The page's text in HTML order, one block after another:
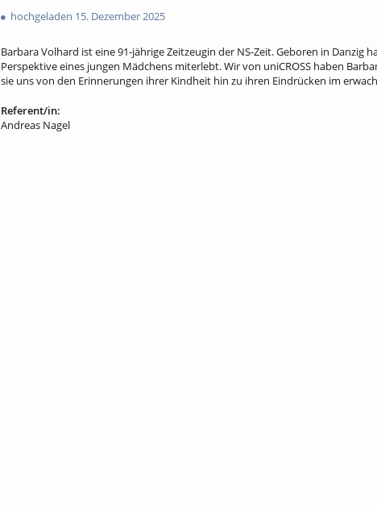
views
hochgeladen 15. Dezember 2025
Barbara Volhard ist eine 91-jährige Zeitzeugin der NS-Zeit. Geboren in Danzig
Perspektive eines jungen Mädchens miterlebt. Wir von uniCROSS haben
sie uns von den Erinnerungen ihrer Kindheit hin zu ihren Eindrücken im
Referent/in:
Andreas Nagel